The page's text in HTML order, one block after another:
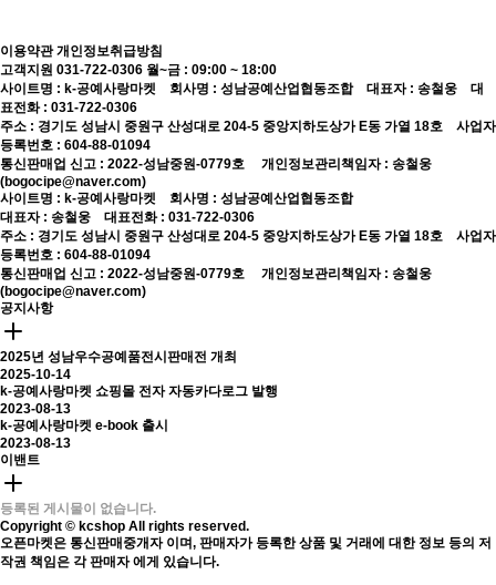
이용약관 개인정보취급방침
고객지원 031-722-0306 월~금 : 09:00 ~ 18:00
사이트명 : k-공예사랑마켓 회사명 : 성남공예산업협동조합 대표자 : 송철웅 대
표전화 : 031-722-0306
주소 : 경기도 성남시 중원구 산성대로 204-5 중앙지하도상가 E동 가열 18호 사업자
등록번호 : 604-88-01094
통신판매업 신고 : 2022-성남중원-0779호 개인정보관리책임자 : 송철웅
(bogocipe@naver.com)
사이트명 : k-공예사랑마켓 회사명 : 성남공예산업협동조합
대표자 : 송철웅 대표전화 : 031-722-0306
주소 : 경기도 성남시 중원구 산성대로 204-5 중앙지하도상가 E동 가열 18호 사업자
등록번호 : 604-88-01094
통신판매업 신고 : 2022-성남중원-0779호 개인정보관리책임자 : 송철웅
(bogocipe@naver.com)
공지사항
2025년 성남우수공예품전시판매전 개최
2025-10-14
k-공예사랑마켓 쇼핑몰 전자 자동카다로그 발행
2023-08-13
k-공예사랑마켓 e-book 출시
2023-08-13
이밴트
등록된 게시물이 없습니다.
Copyright © kcshop All rights reserved.
오픈마켓은 통신판매중개자 이며, 판매자가 등록한 상품 및 거래에 대한 정보 등의 저
작권 책임은 각 판매자 에게 있습니다.